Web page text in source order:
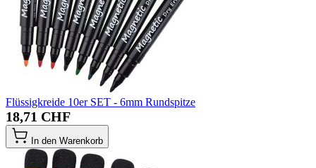
Flüssigkreide 10er SET - 6mm Rundspitze
18,71 CHF
In den Warenkorb